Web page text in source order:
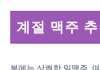
계절 맥주 추